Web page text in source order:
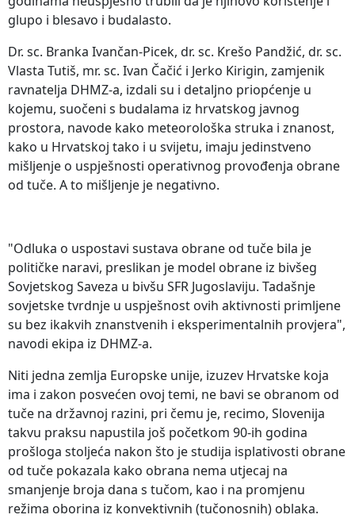
glupo i blesavo i budalasto.
Dr. sc. Branka Ivančan-Picek, dr. sc. Krešo Pandžić, dr. sc.
Vlasta Tutiš, mr. sc. Ivan Čačić i Jerko Kirigin, zamjenik
ravnatelja DHMZ-a, izdali su i detaljno priopćenje u
kojemu, suočeni s budalama iz hrvatskog javnog
prostora, navode kako meteorološka struka i znanost,
kako u Hrvatskoj tako i u svijetu, imaju jedinstveno
mišljenje o uspješnosti operativnog provođenja obrane
od tuče. A to mišljenje je negativno.
"Odluka o uspostavi sustava obrane od tuče bila je
političke naravi, preslikan je model obrane iz bivšeg
Sovjetskog Saveza u bivšu SFR Jugoslaviju. Tadašnje
sovjetske tvrdnje u uspješnost ovih aktivnosti primljene
su bez ikakvih znanstvenih i eksperimentalnih provjera",
navodi ekipa iz DHMZ-a.
Niti jedna zemlja Europske unije, izuzev Hrvatske koja
ima i zakon posvećen ovoj temi, ne bavi se obranom od
tuče na državnoj razini, pri čemu je, recimo, Slovenija
takvu praksu napustila još početkom 90-ih godina
prošloga stoljeća nakon što je studija isplativosti obrane
od tuče pokazala kako obrana nema utjecaj na
smanjenje broja dana s tučom, kao i na promjenu
režima oborina iz konvektivnih (tučonosnih) oblaka.